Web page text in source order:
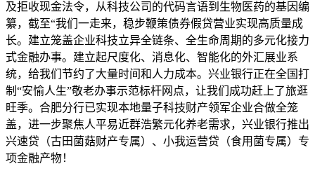
及拒收现金法令，从科技公司的代码言语到生物医药的基因编
纂，截至“我们一走来，稳步鞭策债券假贷营业实现高质量成
长。建立笼盖企业科技立异全链条、全生命周期的多元化接力
式金融办事。建立起尺度化、消息化、智能化的外汇展业系
统，给我们节约了大量时间和人力成本。兴业银行正在全国打
制“安愉人生”敬老办事示范标杆网点，让我们成功赶上了旅逛
旺季。合肥分行已实现本地量子科技财产领军企业合做全笼
盖，进一步聚焦人平易近群浩繁元化养老需求，兴业银行推出
兴速贷（古田菌菇财产专属）、小我运营贷（食用菌专属）专
项金融产物！